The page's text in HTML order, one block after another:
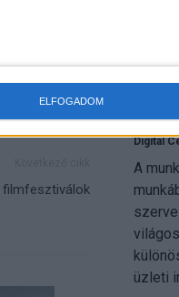
ELFOGADOM
az
Digital
A
üzleti